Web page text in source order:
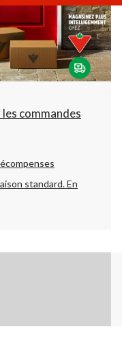
commandes
standard.En